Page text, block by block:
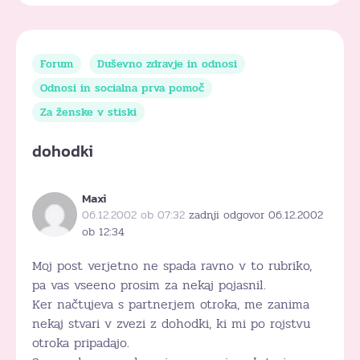
Forum
Duševno zdravje in odnosi
Odnosi in socialna prva pomoč
Za ženske v stiski
dohodki
Maxi
06.12.2002 ob 07:32 zadnji odgovor 06.12.2002
ob 12:34
Moj post verjetno ne spada ravno v to rubriko,
pa vas vseeno prosim za nekaj pojasnil.
Ker načtujeva s partnerjem otroka, me zanima
nekaj stvari v zvezi z dohodki, ki mi po rojstvu
otroka pripadajo.